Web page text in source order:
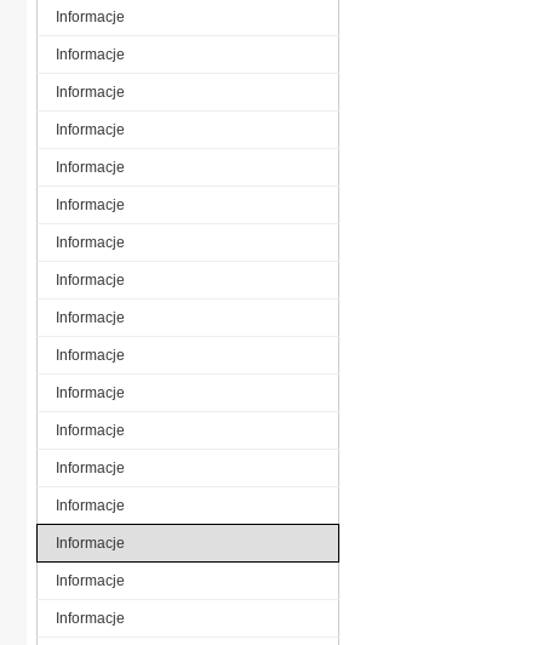
Informacje
Informacje
Informacje
Informacje
Informacje
Informacje
Informacje
Informacje
Informacje
Informacje
Informacje
Informacje
Informacje
Informacje
Informacje
Informacje
Informacje